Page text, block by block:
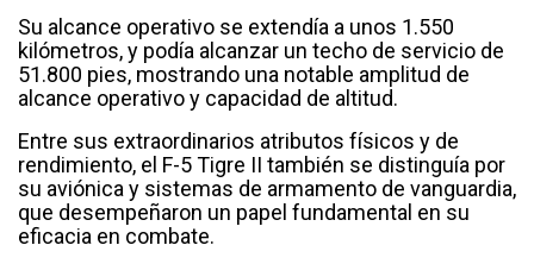
Su alcance operativo se extendía a unos 1.550
kilómetros, y podía alcanzar un techo de servicio de
51.800 pies, mostrando una notable amplitud de
alcance operativo y capacidad de altitud.
Entre sus extraordinarios atributos físicos y de
rendimiento, el F-5 Tigre II también se distinguía por
su aviónica y sistemas de armamento de vanguardia,
que desempeñaron un papel fundamental en su
eficacia en combate.